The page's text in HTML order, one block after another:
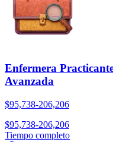
Enfermera
Avanzada
$95,738-206,206
$95,738-206,206
Tiempo completo